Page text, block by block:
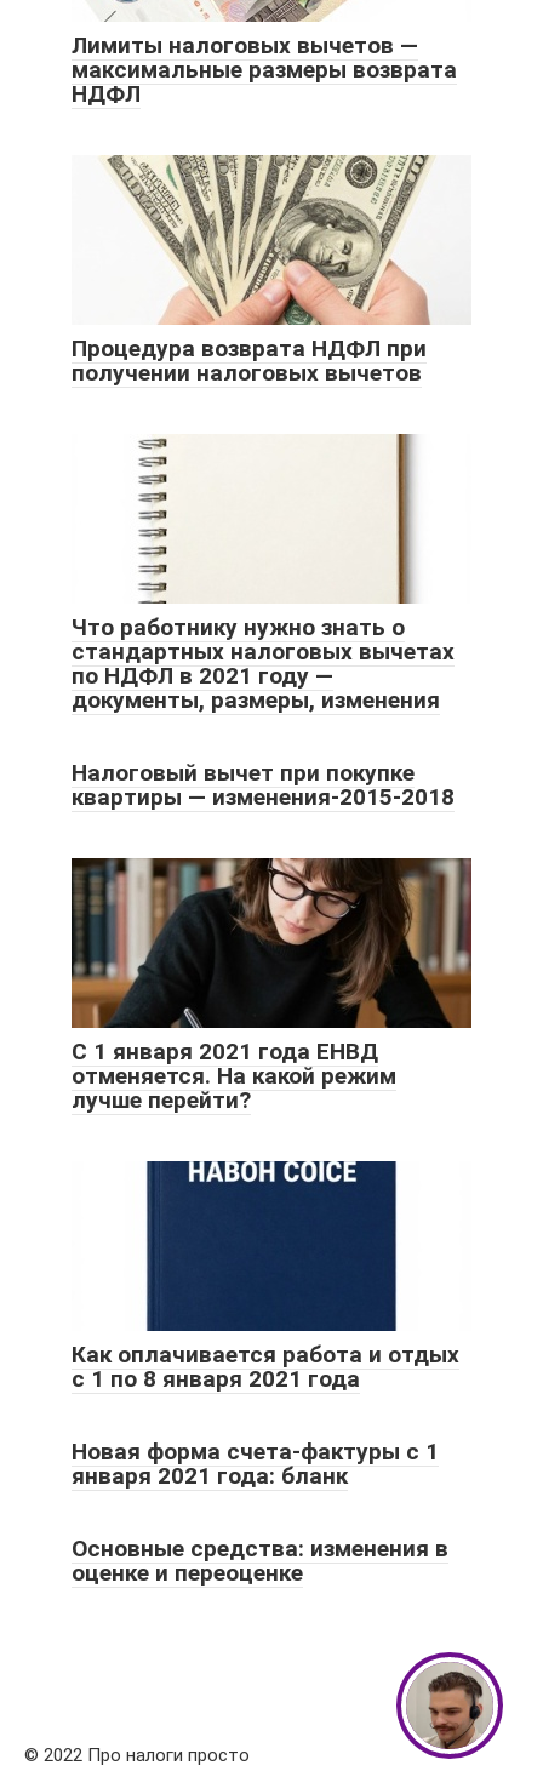
Лимиты налоговых вычетов —
максимальные размеры возврата
НДФЛ
Процедура возврата НДФЛ при
получении налоговых вычетов
Что работнику нужно знать о
стандартных налоговых вычетах
по НДФЛ в 2021 году —
документы, размеры, изменения
Налоговый вычет при покупке
квартиры — изменения-2015-2018
С 1 января 2021 года ЕНВД
отменяется. На какой режим
лучше перейти?
Как оплачивается работа и отдых
с 1 по 8 января 2021 года
Новая форма счета-фактуры с 1
января 2021 года: бланк
Основные средства: изменения в
оценке и переоценке
© 2022 Про налоги просто